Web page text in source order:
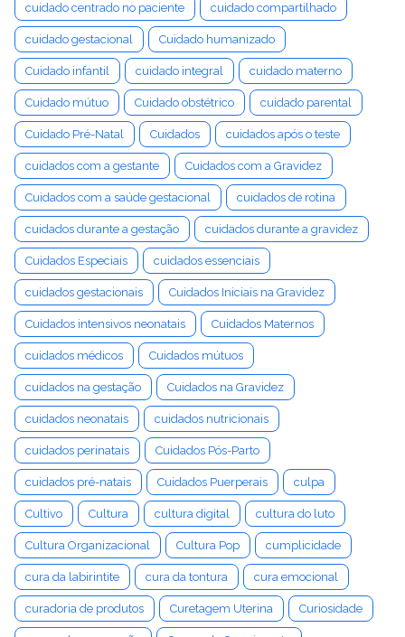
cuidado centrado no paciente cuidado compartilhado
cuidado gestacional Cuidado humanizado
Cuidado infantil cuidado integral cuidado materno
Cuidado mútuo Cuidado obstétrico cuidado parental
Cuidado Pré-Natal Cuidados cuidados após o teste
cuidados com a gestante Cuidados com a Gravidez
Cuidados com a saúde gestacional cuidados de rotina
cuidados durante a gestação cuidados durante a gravidez
Cuidados Especiais cuidados essenciais
cuidados gestacionais Cuidados Iniciais na Gravidez
Cuidados intensivos neonatais Cuidados Maternos
cuidados médicos Cuidados mútuos
cuidados na gestação Cuidados na Gravidez
cuidados neonatais cuidados nutricionais
cuidados perinatais Cuidados Pós-Parto
cuidados pré-natais Cuidados Puerperais culpa
Cultivo Cultura cultura digital cultura do luto
Cultura Organizacional Cultura Pop cumplicidade
cura da labirintite cura da tontura cura emocional
curadoria de produtos Curetagem Uterina Curiosidade